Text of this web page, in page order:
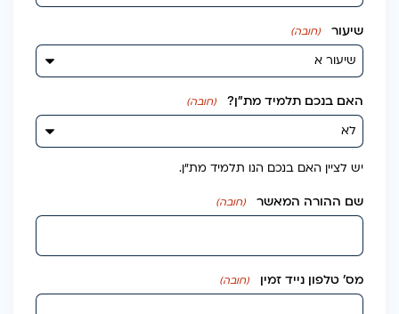
שיעור (חובה)
האם בנכם תלמיד מת״ן? (חובה)
יש לציין האם בנכם הנו תלמיד מת״ן.
שם ההורה המאשר (חובה)
מס׳ טלפון נייד זמין (חובה)